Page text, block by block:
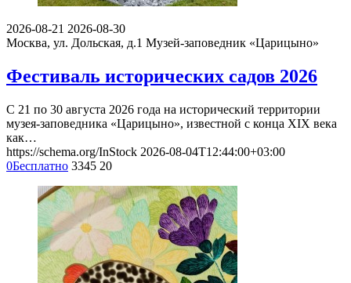
2026-08-21 2026-08-30
Москва, ул. Дольская, д.1 Музей-заповедник «Царицыно»
Фестиваль исторических садов 2026
С 21 по 30 августа 2026 года на исторический территории
музея-заповедника «Царицыно», известной с конца XIX века
как…
https://schema.org/InStock 2026-08-04T12:44:00+03:00
0Бесплатно 3345 20